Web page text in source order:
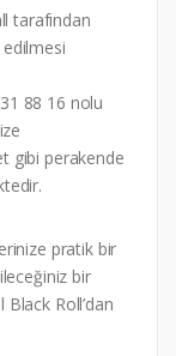
tarafından
88 16 nolu
gibi perakende
pratik bir
bir
Roll’dan